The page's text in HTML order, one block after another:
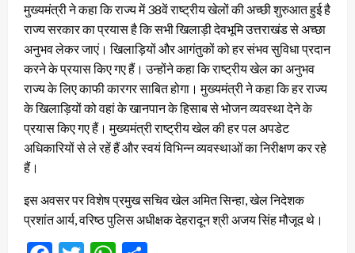
मुख्यमंत्री ने कहा कि राज्य में 38वें राष्ट्रीय खेलों की अच्छी शुरुआत हुई है
राज्य सरकार का प्रयास है कि सभी खिलाड़ी देवभूमि उत्तराखंड से अच्छा
अनुभव लेकर जाएं। खिलाड़ियों और आगंतुकों को हर संभव सुविधा प्रदान
करने के प्रयास किए गए हैं। उन्होंने कहा कि राष्ट्रीय खेल का अनुभव
राज्य के लिए काफी कारगर साबित होगा। मुख्यमंत्री ने कहा कि हर राज्य
के खिलाड़ियों को वहां के खानपान के हिसाब से भोजन व्यवस्था देने के
प्रयास किए गए हैं। मुख्यमंत्री राष्ट्रीय खेल की हर पल अपडेट
अधिकारियों से ले रहें हैं और स्वयं विभिन्न व्यवस्थाओं का निरीक्षण कर रहे
हैं।
इस अवसर पर विशेष प्रमुख सचिव खेल अमित सिन्हा, खेल निदेशक
प्रशांत आर्य, वरिष्ठ पुलिस अधीक्षक देहरादून श्री अजय सिंह मौजूद थे।